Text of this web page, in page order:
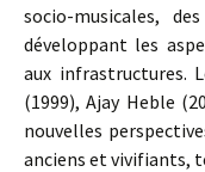
socio-musicales,
développant les
aux infrastructures.
(1999), Ajay Heble
nouvelles
anciens et vivifiants,